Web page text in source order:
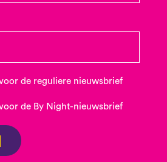
de reguliere nieuwsbrief
de By Night-nieuwsbrief